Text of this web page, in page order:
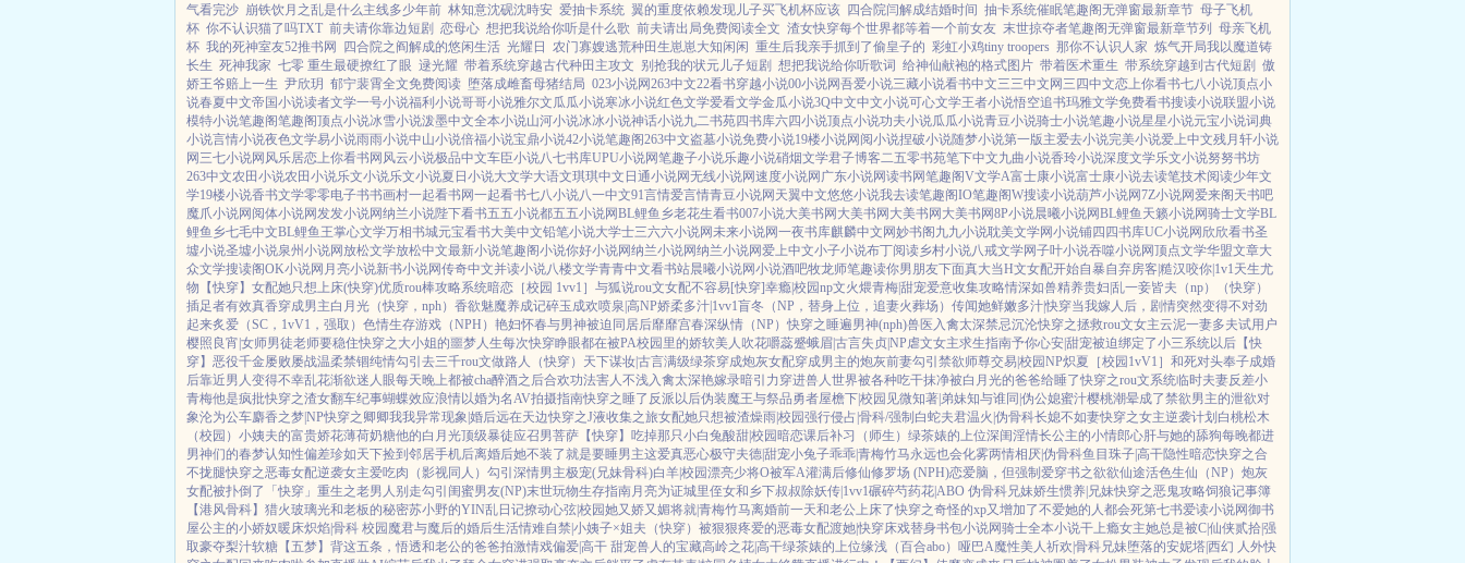
气看完沙 崩铁饮月之乱是什么主线多少年前 林知意沈砚沈時安 爱抽卡系统 翼的重度依赖发现儿子买飞机杯应该 四合院闫解成结婚时间 抽卡系统催眠笔趣阁无弹窗最新章节 母子飞机
杯 你不认识猫了吗TXT 前夫请你靠边短剧 恋母心 想把我说给你听是什么歌 前夫请出局免费阅读全文 渣女快穿每个世界都等着一个前女友 末世掠夺者笔趣阁无弹窗最新章节列
母亲飞机
杯 我的死神室友52推书网 四合院之阎解成的悠闲生活 光耀日 农门寡嫂逃荒种田生崽崽大知闲闲 重生后我亲手抓到了偷皇子的 彩虹小鸡tiny troopers 那你不认识人家 炼气开局我以魔道铸
长生 死神我家 七零 重生最硬撩红了眼 逯光耀 带着系统穿越古代种田主攻文 别抢我的状元儿子短剧 想把我说给你听歌词 给神仙献袍的格式图片 带着医术重生 带系统穿越到古代短剧 傲
娇王爷赔上一生 尹欣玥 郁宁裴霄全文免费阅读 堕落成雌畜母猪结局 023小说网263中文22看书穿越小说00小说网吾爱小说三藏小说看书中文三三中文网 三四中文恋上你看书七八小说顶点小
说春夏中文帝国小说读者文学一号小说福利小说哥哥小说雅尔文瓜瓜小说寒冰小说红色文学爱看文学金瓜小说3Q中文中文小说可心文学王者小说悟空追书玛雅文学免费看书搜读小说联盟小说
模特小说笔趣阁笔趣阁顶点小说冰雪小说泼墨中文全本小说山河小说冰冰小说神话小说九二书苑四书库六四小说顶点小说功夫小说瓜瓜小说青豆小说骑士小说笔趣小说星星小说元宝小说词典
小说言情小说夜色文学易小说雨雨小说中山小说倍福小说宝鼎小说42小说笔趣阁263中文盗墓小说免费小说19楼小说网阅小说捏破小说随梦小说第一版主爱去小说完美小说爱上中文残月轩小说
网 三七小说网 风乐居恋上你看书网 风云小说极品中文车臣小说八七书库UPU小说网笔趣子小说乐趣小说硝烟文学君子博客二五零书苑笔下中文九曲小说香玲小说深度文学乐文小说努努书坊
263中文农田小说农田小说乐文小说乐文小说夏日小说大文学大语文琪琪中文 日通小说网无线小说网速度小说网 广东小说网读书网笔趣阁V文学A富士康小说富士康小说去读笔技术阅读少年文
学19楼小说香书文学零零电子书书画村一起看书网一起看书七八小说八一中文91言情爱言情青豆小说网 天翼中文悠悠小说我去读笔趣阁IO笔趣阁W搜读小说葫芦小说网7Z小说网爱来阁 天书吧
魔爪小说网 阅体小说网发发小说网纳兰小说陛下看书五五小说都五五小说网BL鲤鱼乡老花生看书007小说大美书网 大美书网 大美书网 大美书网8P小说晨曦小说网BL鲤鱼 天籁小说网骑士文学BL
鲤鱼乡七毛中文BL鲤鱼王掌心文学万相书城元宝看书大美中文铅笔小说大学士三六六小说网未来小说网一夜书库麒麟中文网妙书阁 九九小说耽美文学网小说铺四四书库UC小说网 欣欣看书圣
墟小说圣墟小说泉州小说网放松文学放松中文最新小说笔趣阁小说你好小说网纳兰小说网纳兰小说网爱上中文小子小说布丁阅读乡村小说八戒文学网子叶小说吞噬小说网顶点文学华盟文章大
众文学搜读阁OK小说网 月亮小说新书小说网传奇中文并读小说八楼文学青青中文看书站晨曦小说网小说酒吧牧龙师笔趣读你男朋友下面真大当H文女配开始自暴自弃房客|糙汉咬你|1v1天生尤
物【快穿】 女配她只想上床(快穿)优质rou棒攻略系统暗恋［校园 1vv1］ 与狐说rou文女配不容易[快穿]幸瘾|校园np文火煨青梅|甜宠爱意收集攻略情深如兽精养贵妇|乱一妾皆夫（np）
（快穿）
插足者有效真香穿成男主白月光（快穿，nph） 香欲魅魔养成记碎玉成欢喷泉|高NP娇柔多汁|1vv1盲冬（NP，替身上位，追妻火葬场） 传闻她鲜嫩多汁|快穿当我嫁人后，剧情突然变得不对劲
起来炙爱（SC，1vV1，强取） 色情生存游戏（NPH） 艳妇怀春与男神被迫同居后靡靡宫春深纵情（NP）快穿之睡遍男神(nph)兽医 入禽太深禁忌沉沦快穿之拯救rou文女主云泥一妻多夫试用户
樱照良宵|女师男徒老师要稳住快穿之大小姐的噩梦人生每次快穿睁眼都在被PA校园里的娇软美人 吹花嚼蕊蹙蛾眉|古言失贞|NP虐文女主求生指南予你心安|甜宠被迫绑定了小三系统以后【快
穿】 恶役千金屡败屡战温柔禁锢纯情勾引 去三千rou文做路人（快穿） 天下谋妆|古言满级绿茶穿成炮灰女配穿成男主的炮灰前妻勾引禁欲师尊交易|校园NP炽夏［校园1vV1］ 和死对头奉子成婚
后靠近男人变得不幸乱花渐欲迷人眼每天晚上都被cha醉酒之后合欢功法害人不浅入禽太深艳嫁录暗引力穿进兽人世界被各种吃干抹净被白月光的爸爸给睡了快穿之rou文系统临时夫妻反差小
青梅他是疯批快穿之渣女翻车纪事蝴蝶效应浪情以婚为名AV拍摄指南快穿之睡了反派以后伪装魔王与祭品勇者屋檐下|校园 见微知著|弟妹知与谁同|伪公媳蜜汁樱桃潮晕成了禁欲男主的泄欲对
象沦为公车麝香之梦|NP快穿之卿卿我我异常现象|婚后远在天边快穿之J液收集之旅女配她只想被渣燥雨|校园强行侵占|骨科/强制 白蛇夫君温火|伪骨科长媳不如妻快穿之女主逆袭计划 白桃松木
（校园） 小姨夫的富贵娇花薄荷奶糖他的白月光顶级暴徒应召男菩萨 【快穿】吃掉那只小白兔酸甜|校园暗恋课后补习（师生） 绿茶婊的上位深闺淫情长公主的小情郎心肝与她的舔狗每晚都进
男神们的春梦认知性偏差珍如天下捡到邻居手机后离婚后她不装了就是要睡男主这爱真恶心极守夫德|甜宠小兔子乖乖|青梅竹马永远也会化雾两情相厌|伪骨科鱼目珠子|高干隐性暗恋快穿之合
不拢腿快穿之恶毒女配逆袭女主爱吃肉 （影视同人）勾引深情男主极宠(兄妹骨科)白羊|校园漂亮少将O被军A灌满后修仙修罗场 (NPH)恋爱脑，但强制爱穿书之欲欲仙途活色生仙（NP） 炮灰
女配被扑倒了「快穿」 重生之老男人别走勾引闺蜜男友(NP)末世玩物生存指南月亮为证城里侄女和乡下叔叔除妖传|1vv1碾碎芍药花|ABO 伪骨科兄妹娇生惯养|兄妹快穿之恶鬼攻略饲狼记事簿
【港风骨科】猎火玻璃光和老板的秘密苏小野的YIN乱日记撩动心弦|校园她又娇又媚将就|青梅竹马离婚前一天和老公上床了快穿之奇怪的xp又增加了不爱她的人都会死第七书爱读小说网御书
屋公主的小娇奴暖床炽焰|骨科 校园 魔君与魔后的婚后生活情难自禁|小姨子×姐夫 （快穿）被狠狠疼爱的恶毒女配渡她|快穿床戏替身书包小说网骑士全本小说干上瘾女主她总是被C|仙侠贰拾|强
取豪夺梨汁软糖 【五梦】背这五条，悟透和老公的爸爸拍激情戏偏爱|高干 甜宠兽人的宝藏高岭之花|高干绿茶婊的上位缘浅（百合abo）哑巴A魔性美人祈欢|骨科兄妹堕落的安妮塔|西幻 人外快